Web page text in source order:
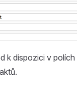
k dispozici v polích